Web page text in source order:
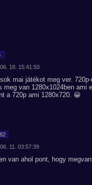
18. 15:41:50
mai játékot meg ver.
meg van 1280x1024ben ami
a 720p ami 1280x720. 😀
82
11. 03:57:39
van ahol pont, hogy